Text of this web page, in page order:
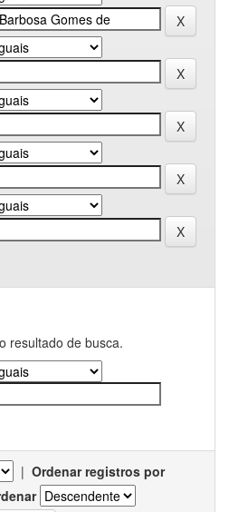
resultado de busca.
| Ordenar registros por